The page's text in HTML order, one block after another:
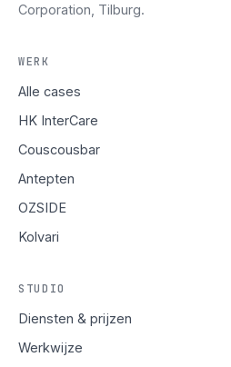
Corporation, Tilburg.
WERK
Alle cases
HK InterCare
Couscousbar
Antepten
OZSIDE
Kolvari
STUDIO
Diensten & prijzen
Werkwijze